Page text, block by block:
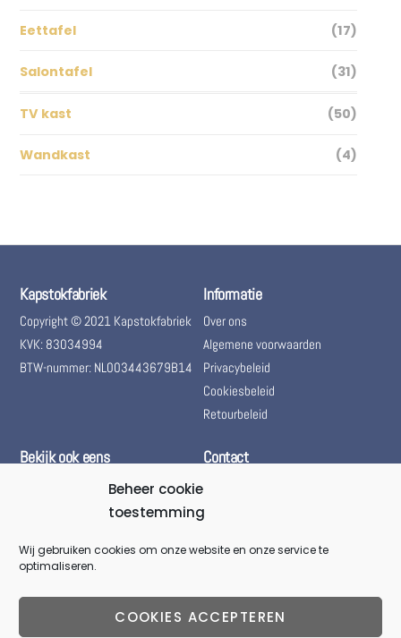
Beheer cookie
toestemming
Wij gebruiken cookies om onze website en onze service te
optimaliseren.
COOKIES ACCEPTEREN
Eettafel (17)
Salontafel (31)
TV kast (50)
Wandkast (4)
Kapstokfabriek
Copyright © 2021 Kapstokfabriek
KVK: 83034994
BTW-nummer: NL003443679B14
Informatie
Over ons
Algemene voorwaarden
Privacybeleid
Cookiesbeleid
Retourbeleid
Bekijk ook eens
Bol.com – Kapstokfabriek
Marktplaats – Kapstokfabriek
Contact
Waleplein 23291 CZ Strijen,
Hoeksche Waard, Zuid-